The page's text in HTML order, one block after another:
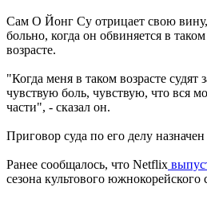
Сам О Йонг Су отрицает свою вину,
больно, когда он обвиняется в
возрасте.
"Когда меня в таком возрасте
чувствую боль, чувствую, что вся
части", - сказал он.
Приговор суда по его делу
Ранее сообщалось, что Netflix
сезона культового южнокорейского